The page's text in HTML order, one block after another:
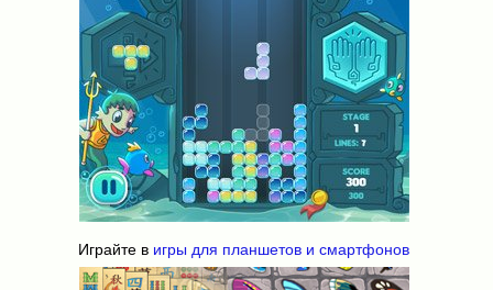
Играйте в игры для планшетов и смартфонов